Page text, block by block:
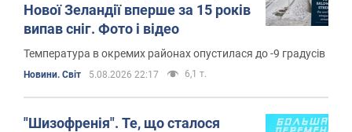
Нової Зеландії вперше за 15 років
випав сніг. Фото і відео
Температура в окремих районах опустилася до -9 градусів
Новини. Світ 5.08.2026 22:17 6,1 т.
"Шизофренія". Те, що сталося